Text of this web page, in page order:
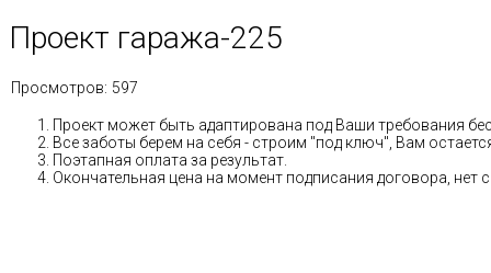
Проект гаража-225
Просмотров: 597
Проект может быть адаптирована под Ваши требования
Все заботы берем на себя - строим "под ключ", Вам
Поэтапная оплата за результат.
Окончательная цена на момент подписания договора, нет